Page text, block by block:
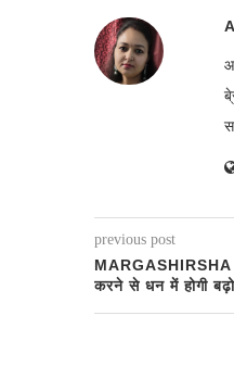
previous post
करने से धन में होगी